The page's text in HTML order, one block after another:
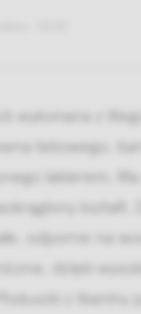
wykonana z litego,
tekowego,
lakierem.
kształt.
odporne na
dzięki
z tkaniny